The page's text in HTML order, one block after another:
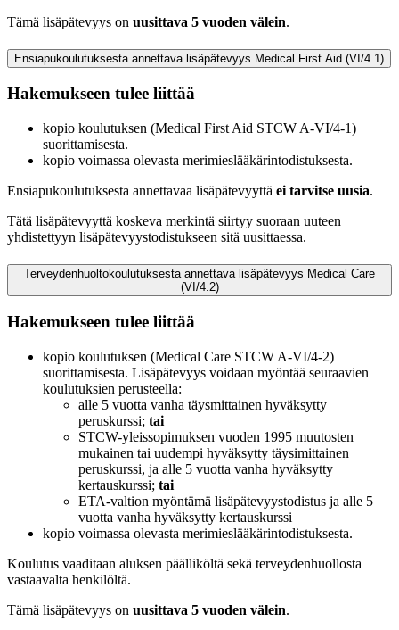
Tämä lisäpätevyys on uusittava 5 vuoden välein.
Ensiapukoulutuksesta annettava lisäpätevyys Medical First Aid (VI/4.1)
Hakemukseen tulee liittää
kopio koulutuksen (Medical First Aid STCW A-VI/4-1)
suorittamisesta.
kopio voimassa olevasta merimieslääkärintodistuksesta.
Ensiapukoulutuksesta annettavaa lisäpätevyyttä ei tarvitse uusia.
Tätä lisäpätevyyttä koskeva merkintä siirtyy suoraan uuteen
yhdistettyyn lisäpätevyystodistukseen sitä uusittaessa.
Terveydenhuoltokoulutuksesta annettava lisäpätevyys Medical Care
(VI/4.2)
Hakemukseen tulee liittää
kopio koulutuksen (Medical Care STCW A-VI/4-2)
suorittamisesta. Lisäpätevyys voidaan myöntää seuraavien
koulutuksien perusteella:
alle 5 vuotta vanha täysmittainen hyväksytty
peruskurssi; tai
STCW-yleissopimuksen vuoden 1995 muutosten
mukainen tai uudempi hyväksytty täysimittainen
peruskurssi, ja alle 5 vuotta vanha hyväksytty
kertauskurssi; tai
ETA-valtion myöntämä lisäpätevyystodistus ja alle 5
vuotta vanha hyväksytty kertauskurssi
kopio voimassa olevasta merimieslääkärintodistuksesta.
Koulutus vaaditaan aluksen päälliköltä sekä terveydenhuollosta
vastaavalta henkilöltä.
Tämä lisäpätevyys on uusittava 5 vuoden välein.